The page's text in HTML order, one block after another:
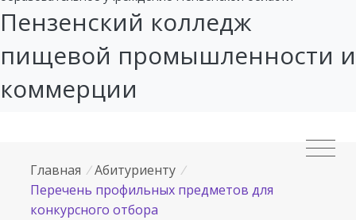
Пензенский колледж
пищевой промышленности и
коммерции
Главная / Абитуриенту /
Перечень профильных предметов для
конкурсного отбора